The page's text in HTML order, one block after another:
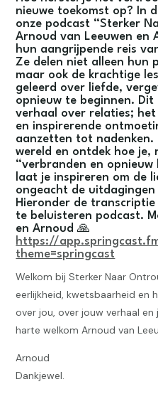
nieuwe toekomst op? In
onze podcast “Sterker
Arnoud van Leeuwen en
hun aangrijpende reis
Ze delen niet alleen hun
maar ook de krachtige
geleerd over liefde,
opnieuw te beginnen.
verhaal over relaties;
en inspirerende
aanzetten tot nadenken.
wereld en ontdek hoe je,
“verbranden en
laat je inspireren om de
ongeacht de
Hieronder de
te beluisteren podcast.
en Arnoud 🙏
https://
theme=springcast
Welkom bij Sterker Naar
eerlijkheid, kwetsbaarheid en
over jou, over jouw verhaal
harte welkom Arnoud van
Arnoud
Dankjewel.